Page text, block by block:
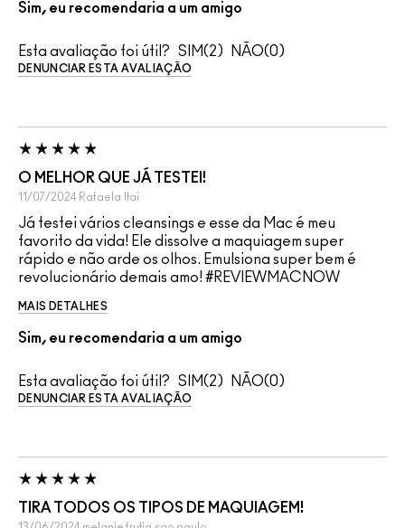
Sim, eu recomendaria a um amigo
Esta avaliação foi útil? 2 0
DENUNCIAR ESTA AVALIAÇÃO
O MELHOR QUE JÁ TESTEI!
11/07/2024 Rafaela Itaí
Já testei vários cleansings e esse da Mac é meu
favorito da vida! Ele dissolve a maquiagem super
rápido e não arde os olhos. Emulsiona super bem é
revolucionário demais amo! #REVIEWMACNOW
MAIS DETALHES
Sim, eu recomendaria a um amigo
Esta avaliação foi útil? 2 0
DENUNCIAR ESTA AVALIAÇÃO
TIRA TODOS OS TIPOS DE MAQUIAGEM!